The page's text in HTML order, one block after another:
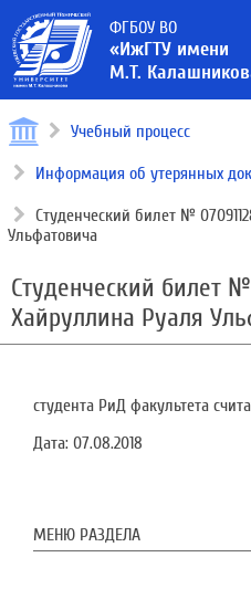
ФГБОУ ВО
«ИжГТУ имени
М.Т.
Учебный процесс
Информация об утерянных
Студенческий билет №
Ульфатовича
Студенческий билет
Хайруллина Руаля
студента РиД факультета
Дата: 07.08.2018
МЕНЮ РАЗДЕЛА